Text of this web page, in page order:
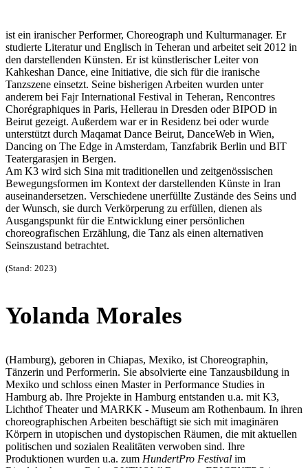
ist ein iranischer Performer, Choreograph und Kulturmanager. Er
studierte Literatur und Englisch in Teheran und arbeitet seit 2012 in
den darstellenden Künsten. Er ist künstlerischer Leiter von
Kahkeshan Dance, eine Initiative, die sich für die iranische
Tanzszene einsetzt. Seine bisherigen Arbeiten wurden unter
anderem bei Fajr International Festival in Teheran, Rencontres
Chorégraphiques in Paris, Hellerau in Dresden oder BIPOD in
Beirut gezeigt. Außerdem war er in Residenz bei oder wurde
unterstützt durch Maqamat Dance Beirut, DanceWeb in Wien,
Dancing on The Edge in Amsterdam, Tanzfabrik Berlin und BIT
Teatergarasjen in Bergen.
Am K3 wird sich Sina mit traditionellen und zeitgenössischen
Bewegungsformen im Kontext der darstellenden Künste in Iran
auseinandersetzen. Verschiedene unerfüllte Zustände des Seins und
der Wunsch, sie durch Verkörperung zu erfüllen, dienen als
Ausgangspunkt für die Entwicklung einer persönlichen
choreografischen Erzählung, die Tanz als einen alternativen
Seinszustand betrachtet.
(Stand: 2023)
Yolanda Morales
(Hamburg), geboren in Chiapas, Mexiko, ist Choreographin,
Tänzerin und Performerin. Sie absolvierte eine Tanzausbildung in
Mexiko und schloss einen Master in Performance Studies in
Hamburg ab. Ihre Projekte in Hamburg entstanden u.a. mit K3,
Lichthof Theater und MARKK - Museum am Rothenbaum. In ihren
choreographischen Arbeiten beschäftigt sie sich mit imaginären
Körpern in utopischen und dystopischen Räumen, die mit aktuellen
politischen und sozialen Realitäten verwoben sind. Ihre
Produktionen wurden u.a. zum HundertPro Festival im